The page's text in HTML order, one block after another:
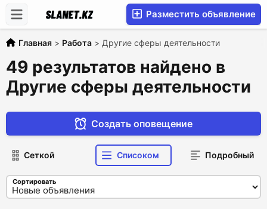
Разместить объявление
Главная > Работа > Другие сферы деятельности
49 результатов найдено в
Другие сферы деятельности
Создать оповещение
Сеткой Списоком Подробный
Сортировать